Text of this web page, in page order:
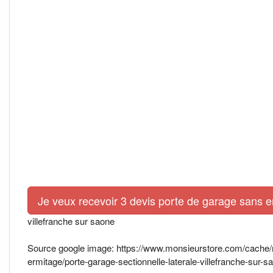
Je veux recevoir 3 devis porte de garage sans
villefranche sur saone
Source google image: https://www.monsieurstore.com/
ermitage/porte-garage-sectionnelle-laterale-villefranche-sur-